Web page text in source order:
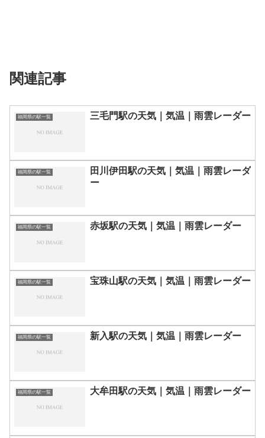
関連記事
福岡県の駅一覧 三毛門駅の天気｜気温｜雨雲レーダー
福岡県の駅一覧
田川伊田駅の天気｜気温｜雨雲レーダ
ー
福岡県の駅一覧 赤坂駅の天気｜気温｜雨雲レーダー
福岡県の駅一覧 宝珠山駅の天気｜気温｜雨雲レーダー
福岡県の駅一覧 新入駅の天気｜気温｜雨雲レーダー
福岡県の駅一覧 大牟田駅の天気｜気温｜雨雲レーダー